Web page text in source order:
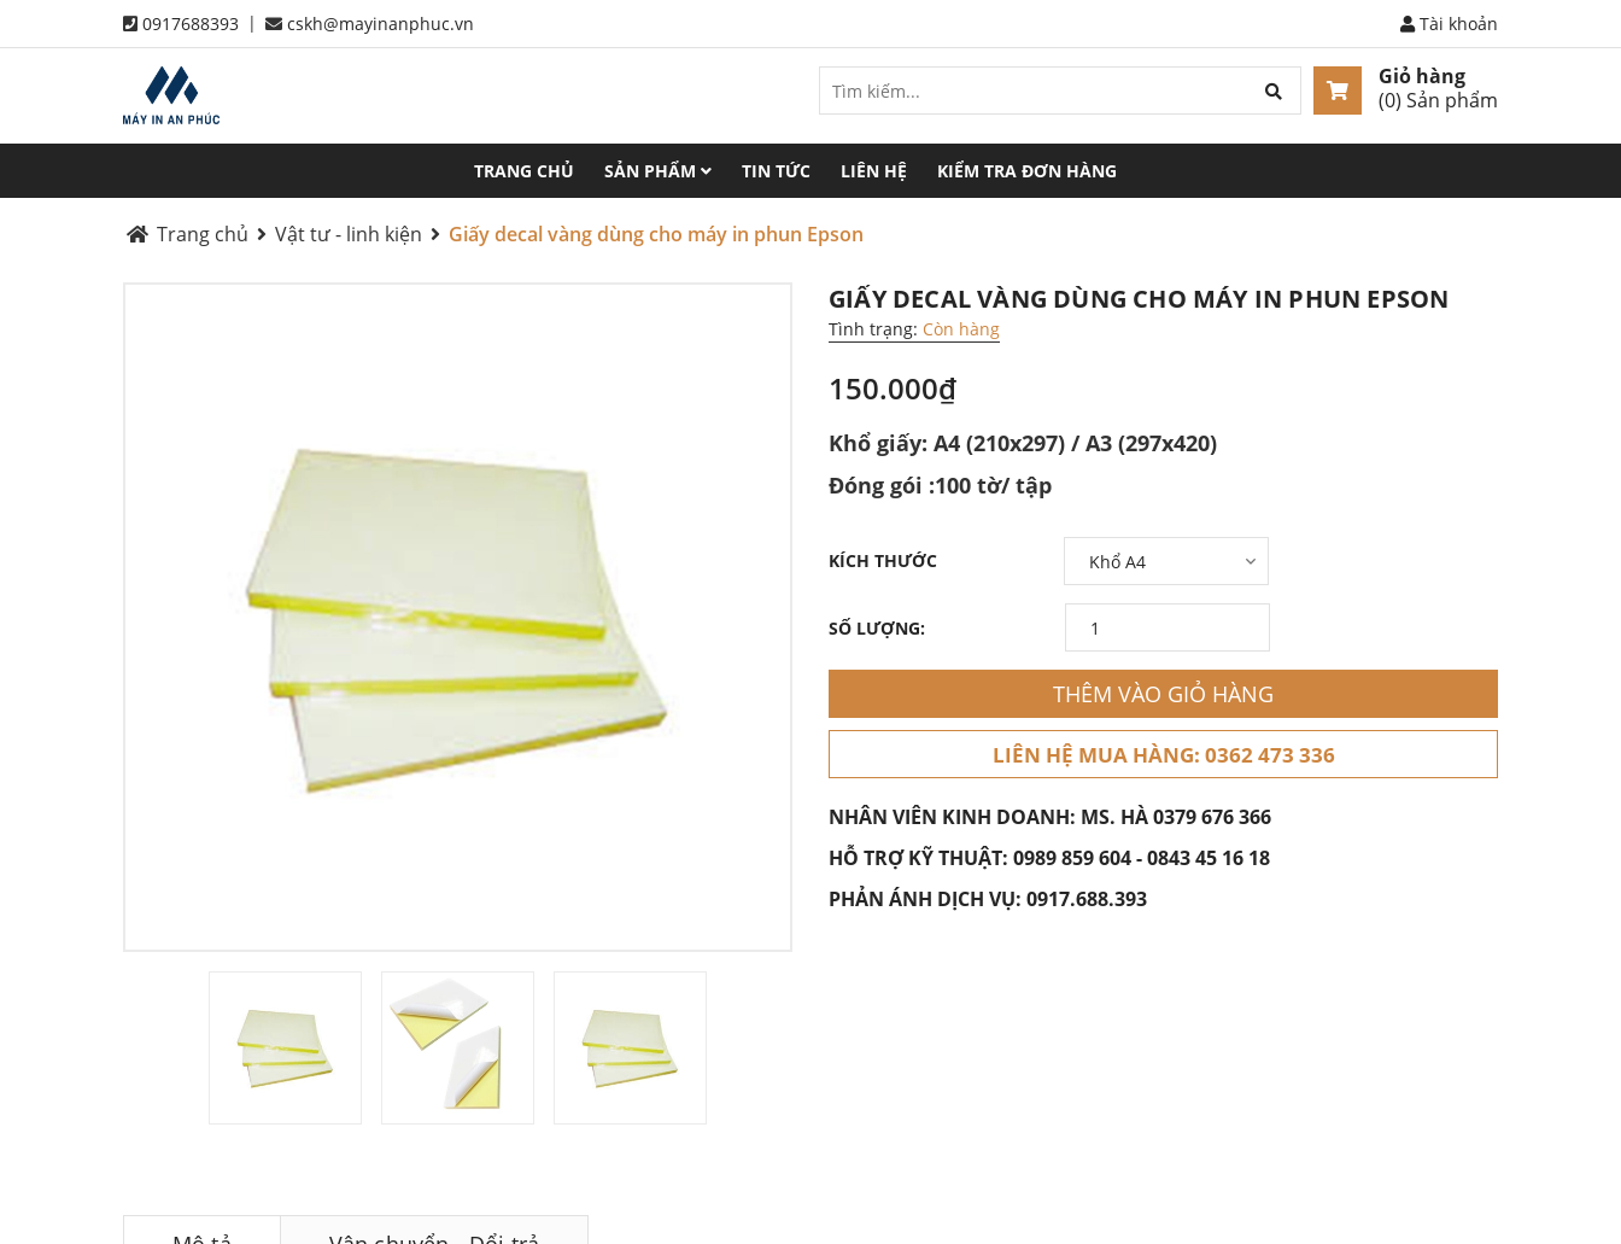
0917688393 | cskh@mayinanphuc.vn Tài khoản
Giỏ hàng
(0) Sản phẩm
TRANG CHỦ SẢN PHẨM TIN TỨC LIÊN HỆ KIỂM TRA ĐƠN HÀNG
Trang chủ Vật tư - linh kiện Giấy decal vàng dùng cho máy in phun Epson
GIẤY DECAL VÀNG DÙNG CHO MÁY IN PHUN EPSON
Tình trạng: Còn hàng
150.000₫
Khổ giấy: A4 (210x297) / A3 (297x420)
Đóng gói :100 tờ/ tập
KÍCH THƯỚC
SỐ LƯỢNG:
THÊM VÀO GIỎ HÀNG
LIÊN HỆ MUA HÀNG: 0362 473 336
NHÂN VIÊN KINH DOANH: MS. HÀ0379 676 366
HỖ TRỢ KỸ THUẬT: 0989 859 604-0843 45 16 18
PHẢN ÁNH DỊCH VỤ: 0917.688.393